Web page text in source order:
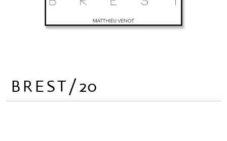
B R E S T / 20